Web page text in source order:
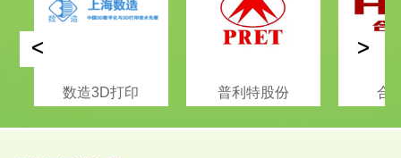
数造3D打印 普利特股份 合
< >